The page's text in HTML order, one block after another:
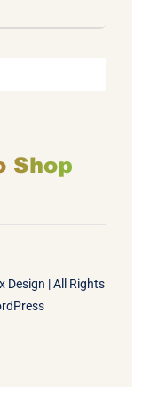
Design | All Rights